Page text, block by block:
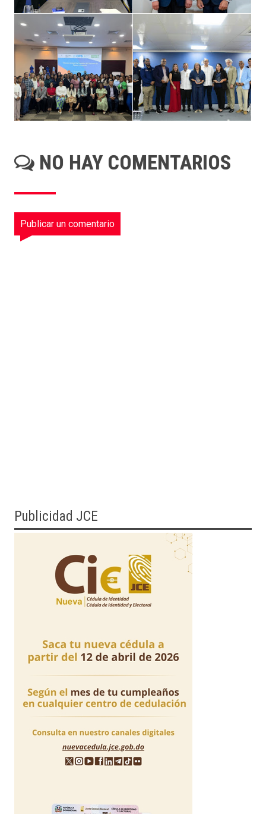
NO HAY COMENTARIOS
Publicar un comentario
Publicidad JCE